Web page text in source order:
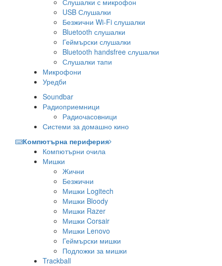
Слушалки с микрофон
USB Слушалки
Безжични Wi-Fi слушалки
Bluetooth слушалки
Геймърски слушалки
Bluetooth handsfree слушалки
Слушалки тапи
Микрофони
Уредби
Soundbar
Радиоприемници
Радиочасовници
Системи за домашно кино
Компютърна периферия
Компютърни очила
Мишки
Жични
Безжични
Мишки Logitech
Мишки Bloody
Мишки Razer
Мишки Corsair
Мишки Lenovo
Геймърски мишки
Подложки за мишки
Trackball